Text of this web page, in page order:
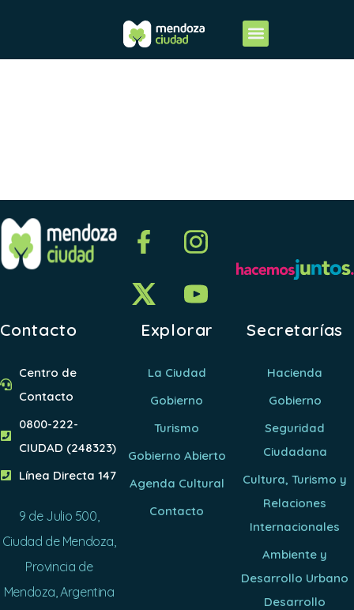
Contacto
Centro de
Contacto
0800-222-
CIUDAD (248323)
Línea Directa 147
9 de Julio 500,
Ciudad de Mendoza,
Provincia de
Mendoza, Argentina
Explorar
La Ciudad
Gobierno
Turismo
Gobierno Abierto
Agenda Cultural
Contacto
Secretarías
Hacienda
Gobierno
Seguridad
Ciudadana
Cultura, Turismo y
Relaciones
Internacionales
Ambiente y
Desarrollo Urbano
Desarrollo